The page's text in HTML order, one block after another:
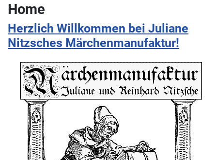
Home
Herzlich Willkommen bei Juliane
Nitzsches Märchenmanufaktur!